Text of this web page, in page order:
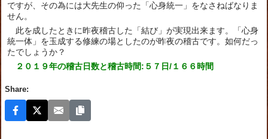
ですが、その為には大先生の仰った「心身統一」をなさねばなりま
せん。
此を成したときに昨夜稽古した「結び」が実現出来ます。「心身
統一体」を玉成する修練の場としたのが昨夜の稽古です。如何だっ
たでしょうか？
２０１９年の稽古日数と稽古時間:５７日/１６６時間
Share: